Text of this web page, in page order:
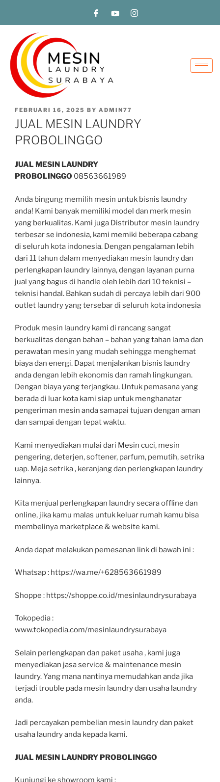
FEBRUARI 16, 2025 BY ADMIN77
JUAL MESIN LAUNDRY
PROBOLINGGO
JUAL MESIN LAUNDRY
PROBOLINGGO 08563661989
Anda bingung memilih mesin untuk bisnis laundry
anda! Kami banyak memiliki model dan merk mesin
yang berkualitas. Kami juga Distributor mesin laundry
terbesar se indonesia, kami memiki beberapa cabang
di seluruh kota indonesia. Dengan pengalaman lebih
dari 11 tahun dalam menyediakan mesin laundry dan
perlengkapan laundry lainnya, dengan layanan purna
jual yang bagus di handle oleh lebih dari 10 teknisi –
teknisi handal. Bahkan sudah di percaya lebih dari 900
outlet laundry yang tersebar di seluruh kota indonesia
Produk mesin laundry kami di rancang sangat
berkualitas dengan bahan – bahan yang tahan lama dan
perawatan mesin yang mudah sehingga menghemat
biaya dan energi. Dapat menjalankan bisnis laundry
anda dengan lebih ekonomis dan ramah lingkungan.
Dengan biaya yang terjangkau. Untuk pemasana yang
berada di luar kota kami siap untuk menghanatar
pengeriman mesin anda samapai tujuan dengan aman
dan sampai dengan tepat waktu.
Kami menyediakan mulai dari Mesin cuci, mesin
pengering, deterjen, softener, parfum, pemutih, setrika
uap. Meja setrika , keranjang dan perlengkapan laundry
lainnya.
Kita menjual perlengkapan laundry secara offline dan
online, jika kamu malas untuk keluar rumah kamu bisa
membelinya marketplace & website kami.
Anda dapat melakukan pemesanan link di bawah ini :
Whatsap : https://wa.me/+628563661989
Shoppe : https://shoppe.co.id/mesinlaundrysurabaya
Tokopedia :
www.tokopedia.com/mesinlaundrysurabaya
Selain perlengkapan dan paket usaha , kami juga
menyediakan jasa service & maintenance mesin
laundry. Yang mana nantinya memudahkan anda jika
terjadi trouble pada mesin laundry dan usaha laundry
anda.
Jadi percayakan pembelian mesin laundry dan paket
usaha laundry anda kepada kami.
JUAL MESIN LAUNDRY PROBOLINGGO
Kunjungi ke showroom kami :